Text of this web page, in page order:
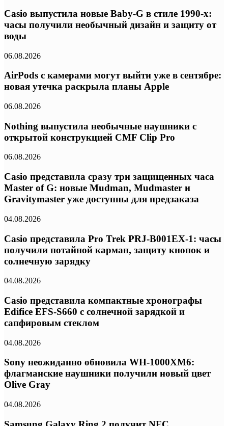
Casio выпустила новые Baby-G в стиле 1990-х:
часы получили необычный дизайн и защиту от
воды
06.08.2026
AirPods с камерами могут выйти уже в сентябре:
новая утечка раскрыла планы Apple
06.08.2026
Nothing выпустила необычные наушники с
открытой конструкцией CMF Clip Pro
06.08.2026
Casio представила сразу три защищенных часа
Master of G: новые Mudman, Mudmaster и
Gravitymaster уже доступны для предзаказа
04.08.2026
Casio представила Pro Trek PRJ-B001EX-1: часы
получили потайной карман, защиту кнопок и
солнечную зарядку
04.08.2026
Casio представила компактные хронографы
Edifice EFS-S660 с солнечной зарядкой и
сапфировым стеклом
04.08.2026
Sony неожиданно обновила WH-1000XM6:
флагманские наушники получили новый цвет
Olive Gray
04.08.2026